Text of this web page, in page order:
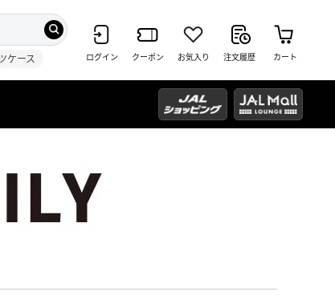
ケース ログイン クーポン お気入り 注文履歴 カート